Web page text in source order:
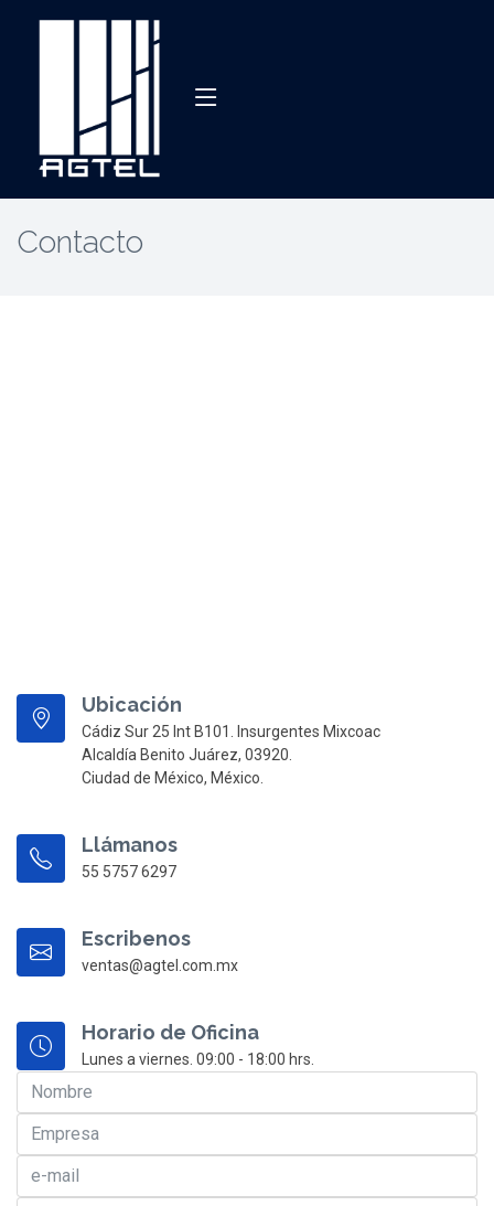
Contacto
Ubicación
Cádiz Sur 25 Int B101. Insurgentes Mixcoac
Alcaldía Benito Juárez, 03920.
Ciudad de México, México.
Llámanos
55 5757 6297
Escribenos
ventas@agtel.com.mx
Horario de Oficina
Lunes a viernes. 09:00 - 18:00 hrs.